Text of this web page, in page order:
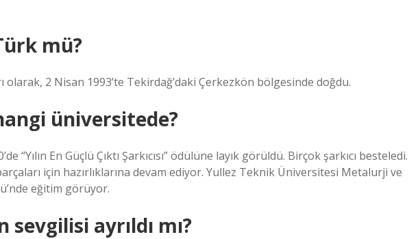
mü?
olarak, 2 Nisan 1993’te Tekirdağ’daki Çerkezkön bölgesinde doğdu.
üniversitede?
“Yılın En Güçlü Çıktı Şarkıcısı” ödülüne layık görüldü. Birçok şarkıcı besteledi.
için hazırlıklarına devam ediyor. Yullez Teknik Üniversitesi Metalurji ve
eğitim görüyor.
sevgilisi ayrıldı mı?